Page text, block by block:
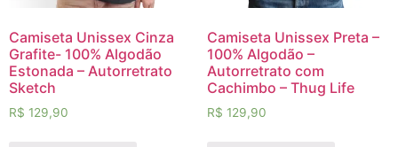
Camiseta Unissex Cinza
Grafite- 100% Algodão
Estonada – Autorretrato
Sketch
R$ 129,90
Camiseta Unissex Preta –
100% Algodão –
Autorretrato com
Cachimbo – Thug Life
R$ 129,90